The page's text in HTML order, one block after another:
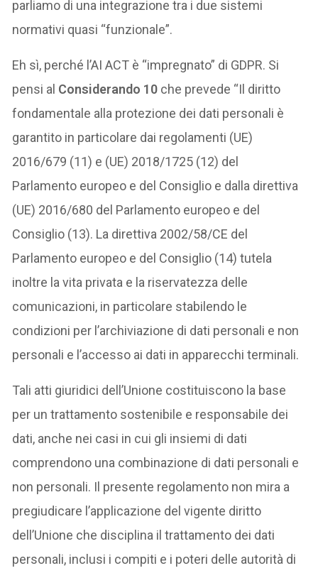
parliamo di una integrazione tra i due sistemi
normativi quasi “funzionale”.
Eh sì, perché l’AI ACT è “impregnato” di GDPR. Si
pensi al Considerando 10 che prevede “Il diritto
fondamentale alla protezione dei dati personali è
garantito in particolare dai regolamenti (UE)
2016/679 (11) e (UE) 2018/1725 (12) del
Parlamento europeo e del Consiglio e dalla direttiva
(UE) 2016/680 del Parlamento europeo e del
Consiglio (13). La direttiva 2002/58/CE del
Parlamento europeo e del Consiglio (14) tutela
inoltre la vita privata e la riservatezza delle
comunicazioni, in particolare stabilendo le
condizioni per l’archiviazione di dati personali e non
personali e l’accesso ai dati in apparecchi terminali.
Tali atti giuridici dell’Unione costituiscono la base
per un trattamento sostenibile e responsabile dei
dati, anche nei casi in cui gli insiemi di dati
comprendono una combinazione di dati personali e
non personali. Il presente regolamento non mira a
pregiudicare l’applicazione del vigente diritto
dell’Unione che disciplina il trattamento dei dati
personali, inclusi i compiti e i poteri delle autorità di